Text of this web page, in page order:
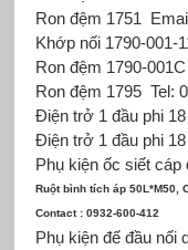
Ron đệm 1751
Khớp nối 1790-001-
Ron đệm 1790-001C
Ron đệm 1795 Tel:
Điện trở 1 đầu phi
Điện trở 1 đầu phi
Phụ kiện ốc siết cáp
Ruột bình tích áp 50L*M50,
Contact : 0932-600-412
Phụ kiện đế đầu nối